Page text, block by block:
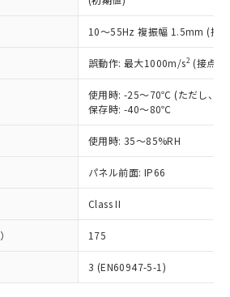
10～55Hz 複振幅 1.5mm (接
誤動作: 最大1000m/s2 (接点
使用時: -25～70℃ (ただし、氷
保存時: -40～80℃
使用時: 35～85%RH
パネル前面: IP66
Class II
175
3 (EN60947-5-1)
および標準価格照会結果は、
いる更新日時点での社内デー
き作成されるものであり、閲
時点での実際の在庫および標
は異なる場合があることをご
期状況および標準価格はお客
引先、またはお客様担当のオ
御機器販売店・当社販売員に
制御機器販売店や当社販売拠
販売ネットワーク
」をご確認
および標準価格結果を当社の
諾なく第三者に漏洩または開
ツ機能（部品リスト作成サー
1000ppm以下、ポリ臭化ビフェニル
以下、ポリ臭化ジフェニルエーテル類
以下、フタル酸ビス(2-エチルヘキシ
DOP) 1000ppm以下、フタル酸ブチ
） 1000ppm以下、フタル酸ジブチル
以下、フタル酸ジイソブチル
下
類の４物質については閾値を超える意
ことを確認しています。
り替え状況などにより、予定
とがあります。
の基準値 (GB/T26572)：
、 Hg(水銀) : 1000ppm、 Cd(カドミウ
) : 1000ppm、 PBBs(ポリ臭化ビフェ
、 PBDEs(ポリ臭化ジフェニルエーテ
ブチル) : 1000ppm、 DIBP(フタル酸ジ
、 BBP(フタル酸ブチルベンジ
ス(2-エチルヘキシル)) : 1000ppm
用期限
質（10物質）のすべてが基
ることを示します。
の使用状況下において有害物
いし、環境に深刻な影響を
規制貨物等」という）を輸出
外への提供する場合は、日本
の輸出許可(または役務取引許
得するなどの必要な手続きを
制貨物を破棄する場合は、完
するなど、違法に輸出されな
要な手段を講じます。
兵器、生物兵器またはその他
にこれらの製造装置等に一切
しません。
貴社製品を第三者に販売する
上記1、2および3の内容を当
に通知します。また当社は、
よび販売に係わる関係者が違
するおそれがある場合は、取
定数以上の在庫あり
定数には満たないが在庫あり
庫なし(最新の在庫状況につ
ては、お客様のお取引先、ま
はお客様担当のオムロン制御
器販売店・当社販売員にご確
ださい)
注生産機種、また在庫状況の